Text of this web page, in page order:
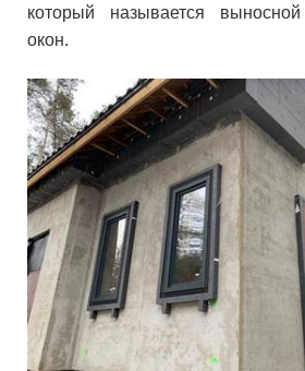
который называется
окон.